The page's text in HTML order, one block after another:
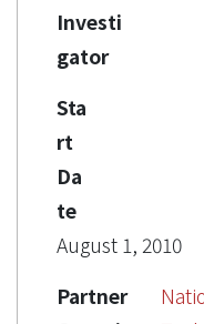
Investi
gator
Sta
rt
Da
te
August 1, 2010
Partner